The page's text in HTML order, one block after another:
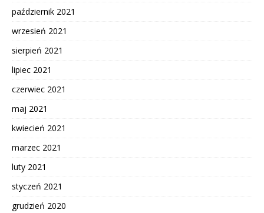
październik 2021
wrzesień 2021
sierpień 2021
lipiec 2021
czerwiec 2021
maj 2021
kwiecień 2021
marzec 2021
luty 2021
styczeń 2021
grudzień 2020